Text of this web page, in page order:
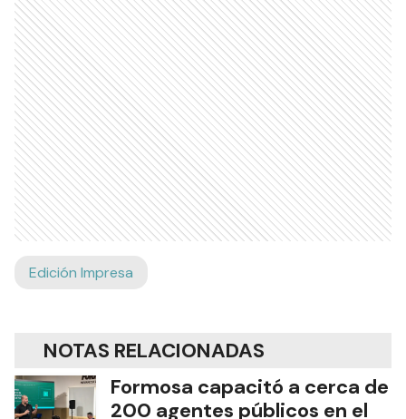
Edición Impresa
NOTAS RELACIONADAS
Formosa capacitó a cerca de
200 agentes públicos en el